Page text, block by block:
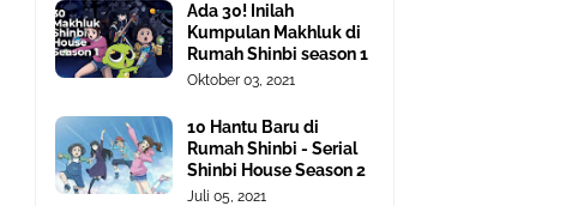
Ada 30! Inilah
Kumpulan Makhluk di
Rumah Shinbi season 1
Oktober 03, 2021
10 Hantu Baru di
Rumah Shinbi - Serial
Shinbi House Season 2
Juli 05, 2021